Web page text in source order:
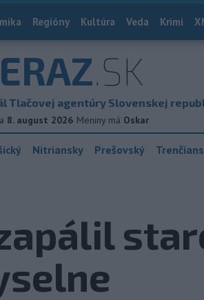
Regióny Kultúra Veda Krimi
.SK
Tlačovej agentúry Slovenskej
8. august 2026 Meniny má Oskar
Nitriansky Prešovský